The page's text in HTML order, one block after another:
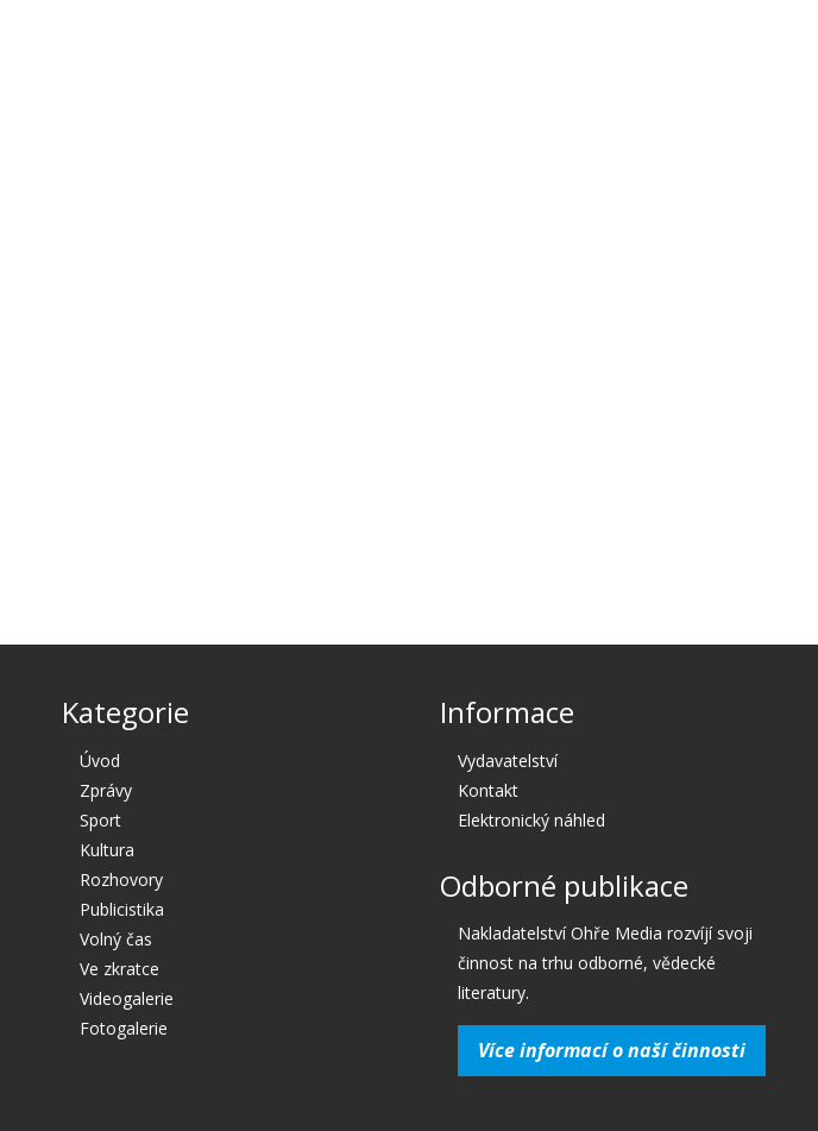
Kategorie
Úvod
Zprávy
Sport
Kultura
Rozhovory
Publicistika
Volný čas
Ve zkratce
Videogalerie
Fotogalerie
Informace
Vydavatelství
Kontakt
Elektronický náhled
Odborné publikace
Nakladatelství Ohře Media rozvíjí svoji
činnost na trhu odborné, vědecké
literatury.
Více informací o naší činnosti